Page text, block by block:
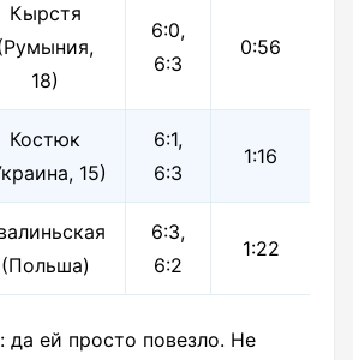
Кырстя
18)
6:0,
6:3
0:56
Костюк
15)
6:1,
6:3
1:16
(Польша)
6:3,
6:2
1:22
да ей просто повезло. Не